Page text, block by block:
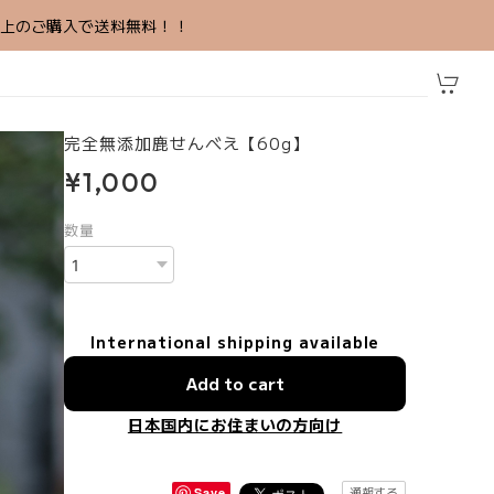
のご購入で送料無料！！
完全無添加鹿せんべえ【60g】
¥1,000
数量
International shipping available
Add to cart
日本国内にお住まいの方向け